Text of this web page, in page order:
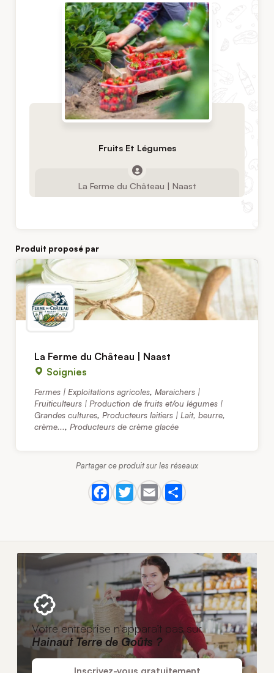
Fruits Et Légumes
La Ferme du Château | Naast
Produit proposé par
La Ferme du Château | Naast
Soignies
Fermes | Exploitations agricoles, Maraichers |
Fruiticulteurs | Production de fruits et/ou légumes |
Grandes cultures, Producteurs laitiers | Lait, beurre,
crème..., Producteurs de crème glacée
Partager ce produit sur les réseaux
Votre entreprise n'apparaît pas sur
Hainaut Terre de Goûts ?